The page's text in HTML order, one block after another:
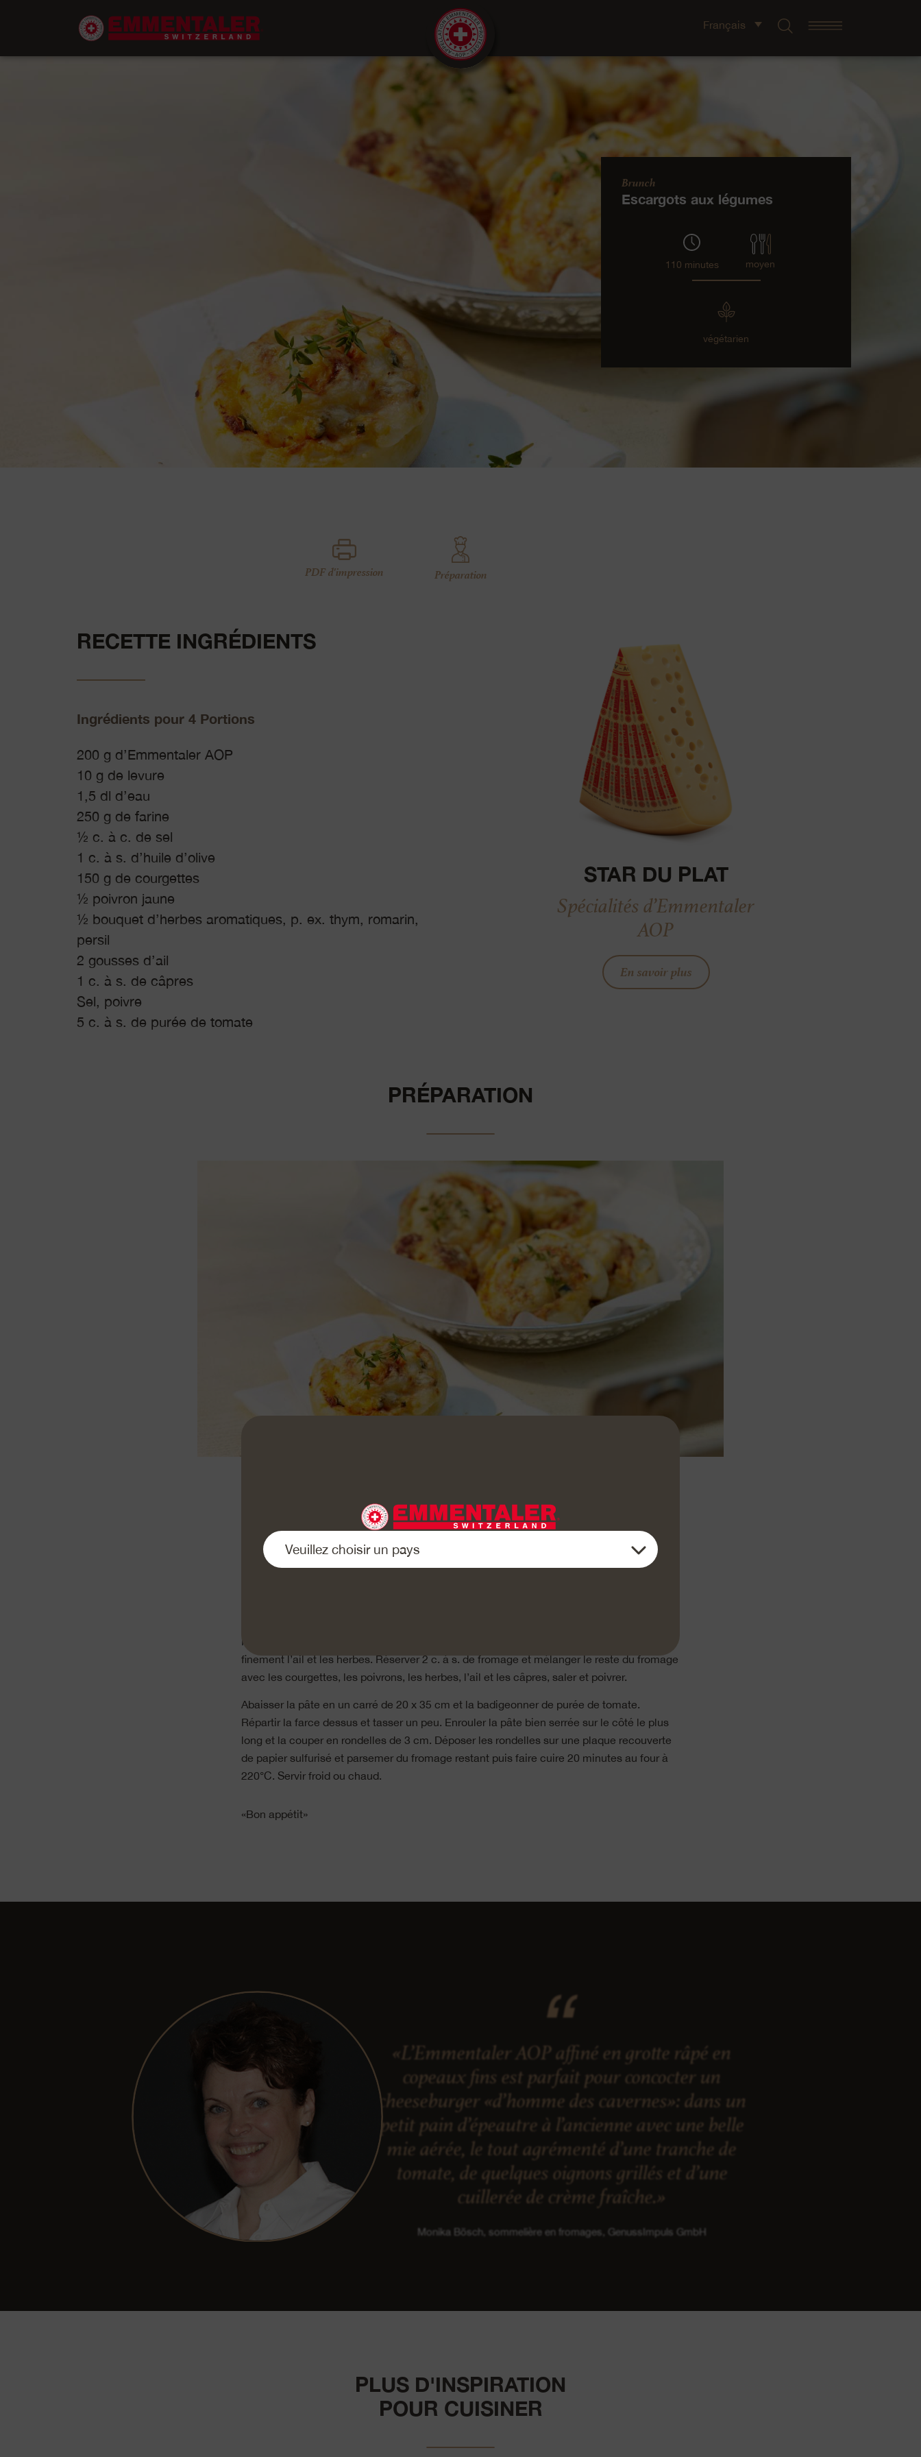
Français
Brunch
Escargots aux légumes
110 minutes moyen
végétarien
PDF d'impression Préparation
RECETTE INGRÉDIENTS
Ingrédients pour 4 Portions
200 g d’Emmentaler AOP
10 g de levure
1,5 dl d’eau
250 g de farine
½ c. à c. de sel
1 c. à s. d’huile d’olive
150 g de courgettes
½ poivron jaune
½ bouquet d’herbes aromatiques, p. ex. thym, romarin,
persil
2 gousses d’ail
1 c. à s. de câpres
Sel, poivre
5 c. à s. de purée de tomate
STAR DU PLAT
Spécialités d’Emmentaler
AOP
En savoir plus
PRÉPARATION
Râper finement l’Emmentaler AOP. Mettre 25 g de fromage dans un saladier avec la
Pour la farce, couper les courgettes et les poivrons en petits dés de 5 mm. Hacher
finement l’ail et les herbes. Réserver 2 c. à s. de fromage et mélanger le reste du fromage
avec les courgettes, les poivrons, les herbes, l’ail et les câpres, saler et poivrer.
Abaisser la pâte en un carré de 20 x 35 cm et la badigeonner de purée de tomate.
Répartir la farce dessus et tasser un peu. Enrouler la pâte bien serrée sur le côté le plus
long et la couper en rondelles de 3 cm. Déposer les rondelles sur une plaque recouverte
de papier sulfurisé et parsemer du fromage restant puis faire cuire 20 minutes au four à
220°C. Servir froid ou chaud.
«Bon appétit»
«L’Emmentaler AOP affiné en grotte râpé en
copeaux fins est parfait pour concocter un
cheeseburger «d’homme des cavernes»: dans un
petit pain d’épeautre à l’ancienne avec une belle
mie aérée, le tout agrémenté d’une tranche de
tomate, de quelques oignons grillés et d’une
cuillerée de crème fraîche.»
Monika Bösch, sommelière en fromages, GenussImpuls GmbH
PLUS D'INSPIRATION
POUR CUISINER